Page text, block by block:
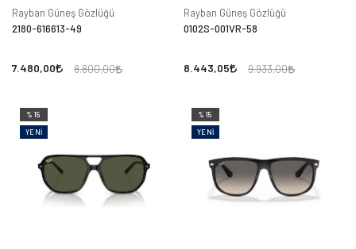
Rayban Güneş Gözlüğü
2180-616613-49
7.480,00 8.800,00
Rayban Güneş Gözlüğü
0102S-001VR-58
8.443,05 9.933,00
%15
YENI
%15
YENI